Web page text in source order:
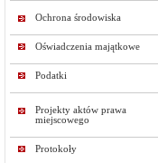
Ochrona środowiska
Oświadczenia majątkowe
Podatki
Projekty aktów prawa
miejscowego
Protokoły